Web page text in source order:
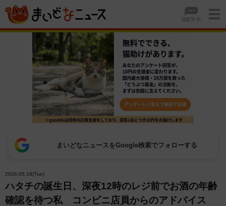
まいどなニュースをGoogle検索でフォローする
2026.05.19(Tue)
ハタチの誕生日、深夜12時のレジ前でお酒の年齢
確認を待つ私 コンビニ店員からのアドバイス